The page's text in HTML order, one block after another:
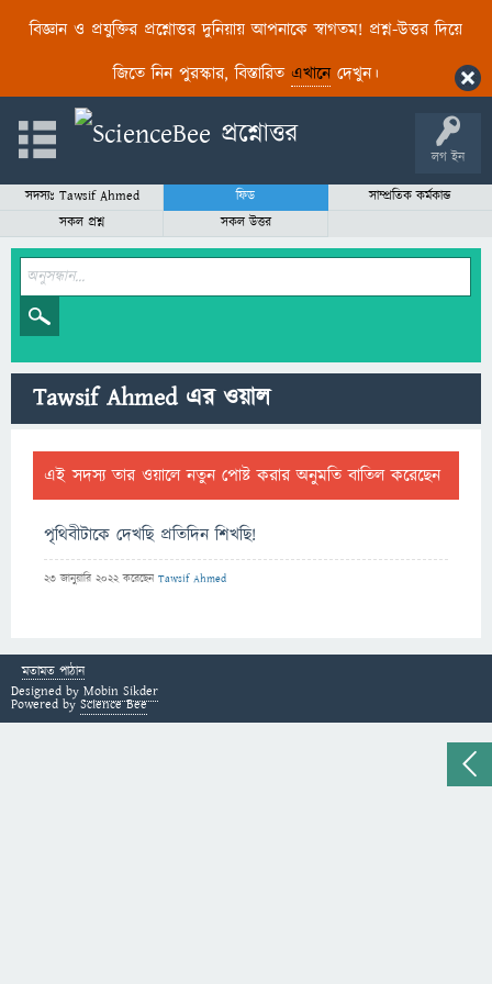
বিজ্ঞান ও প্রযুক্তির প্রশ্নোত্তর দুনিয়ায় আপনাকে স্বাগতম! প্রশ্ন-উত্তর দিয়ে
জিতে নিন পুরস্কার, বিস্তারিত এখানেদেখুন।
লগ ইন
সদস্যঃ Tawsif Ahmed ফিড
সাম্প্রতিক কর্মকান্ড
সকল প্রশ্ন
সকল উত্তর
Tawsif Ahmed এর ওয়াল
এই সদস্য তার ওয়ালে নতুন পোষ্ট করার অনুমতি বাতিল করেছেন
পৃথিবীটাকে দেখছি প্রতিদিন শিখছি!
23 জানুয়ারি 2022 করেছেন Tawsif Ahmed
মতামত পাঠান
Designed by Mobin Sikder
Powered by Science Bee